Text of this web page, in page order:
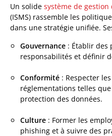
Un solide système de
One-Platform
(ISMS) rassemble les
dans une stratégie unifiée.
Gouvernance : Établir des
responsabilités et définir
Conformité : Respecter
réglementations telles
protection des données.
Culture : Former les
phishing et à suivre des